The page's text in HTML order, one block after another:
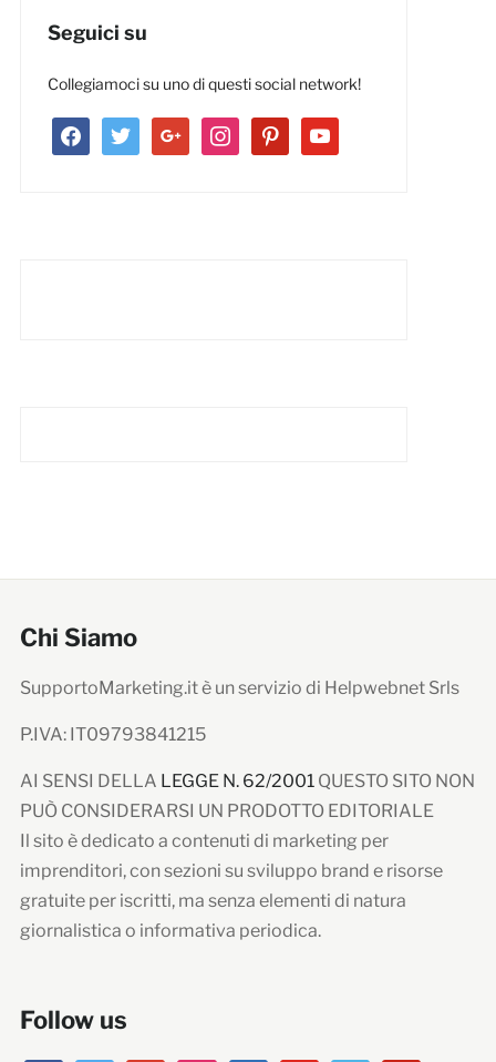
Seguici su
Collegiamoci su uno di questi social network!
facebooktwitter google instagrampinterestyoutube
Chi Siamo
SupportoMarketing.it è un servizio di Helpwebnet Srls
P.IVA: IT09793841215
AI SENSI DELLA LEGGE N. 62/2001QUESTO SITO NON
PUÒ CONSIDERARSI UN PRODOTTO EDITORIALE
Il sito è dedicato a contenuti di marketing per
imprenditori, con sezioni su sviluppo brand e risorse
gratuite per iscritti, ma senza elementi di natura
giornalistica o informativa periodica.
Follow us